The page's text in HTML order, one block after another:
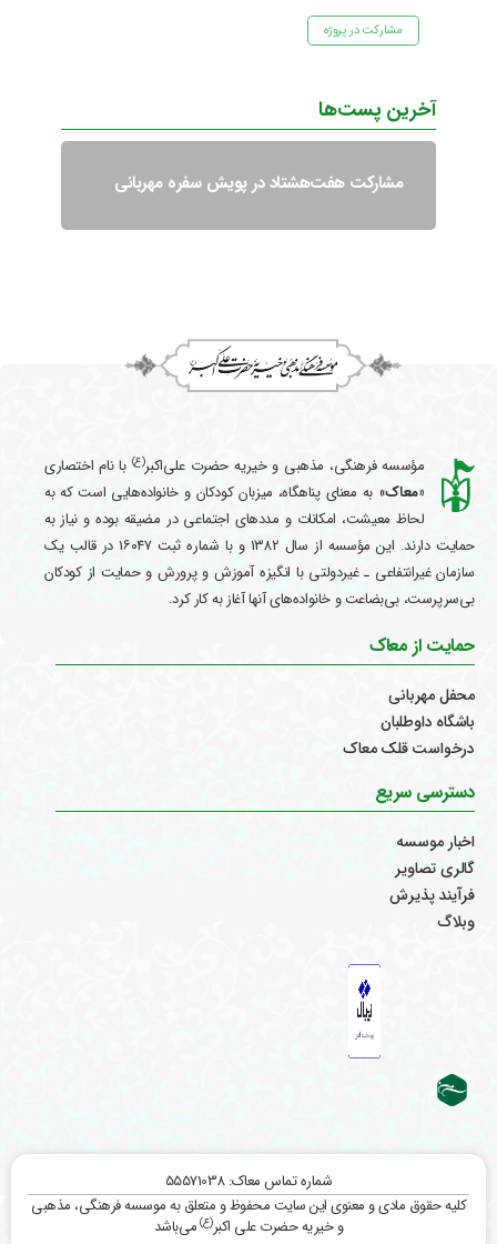
مشارکت در پروژه
آخرین پست‌ها
مشارکت هفت‌هشتاد در پویش سفره مهربانی
مؤسسه فرهنگی، مذهبی و خیریه حضرت علی‌اکبر(ع) با نام اختصاری
«معاک» به معنای پناهگاه، میزبان کودکان و خانواده‌هایی است که به
لحاظ معیشت، امکانات و مددهای اجتماعی در مضیقه بوده و نیاز به
حمایت دارند. این مؤسسه از سال ۱۳۸۲ و با شماره ثبت ۱۶۰۴۷ در قالب یک
سازمان غیرانتفاعی ـ غیردولتی با انگیزه آموزش و پرورش و حمایت از کودکان
بی‌سرپرست، بی‌بضاعت و خانواده‌های آنها آغاز به کار کرد.
حمایت از معاک
محفل مهربانی
باشگاه داوطلبان
درخواست قلک معاک
دسترسی سریع
اخبار موسسه
گالری تصاویر
فرآیند پذیرش
وبلاگ
شماره تماس معاک: 55571038
کلیه حقوق مادی و معنوی این سایت محفوظ و متعلق به موسسه فرهنگی، مذهبی
و خیریه حضرت علی اکبر(ع) می‌باشد